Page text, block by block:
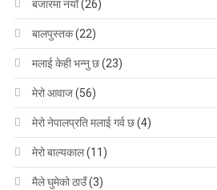
बजारमा नयाँ(26)
बालपुस्तक(22)
मलाई केही भन्नु छ(23)
मेरो आवाज(56)
मेरो नेपालप्रति मलाई गर्व छ(4)
मेरो बाल्यकाल(11)
मैले घुमेको ठाउँ(3)